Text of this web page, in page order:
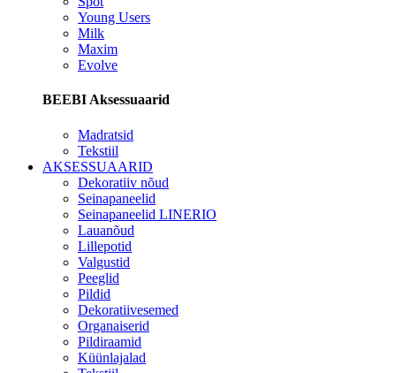
Young Users
Milk
Maxim
Evolve
BEEBI Aksessuaarid
Madratsid
Tekstiil
AKSESSUAARID
Dekoratiiv nõud
Seinapaneelid
Seinapaneelid LINERIO
Lauanõud
Lillepotid
Valgustid
Peeglid
Pildid
Dekoratiivesemed
Organaiserid
Pildiraamid
Küünlajalad